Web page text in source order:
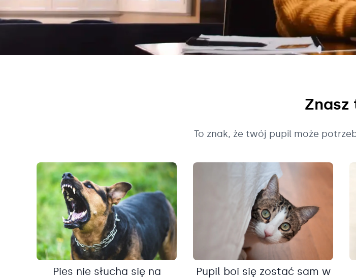
Znasz
To znak, że twój pupil może
Pies nie słucha się na
Pupil boi się zostać sam w